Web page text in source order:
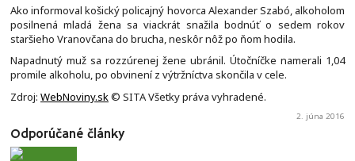
Ako informoval košický policajný hovorca Alexander Szabó, alkoholom
posilnená mladá žena sa viackrát snažila bodnúť o sedem rokov
staršieho Vranovčana do brucha, neskôr nôž po ňom hodila.
Napadnutý muž sa rozzúrenej žene ubránil. Útočníčke namerali 1,04
promile alkoholu, po obvinení z výtržníctva skončila v cele.
Zdroj: WebNoviny.sk© SITA Všetky práva vyhradené.
2. júna 2016
Odporúčané články